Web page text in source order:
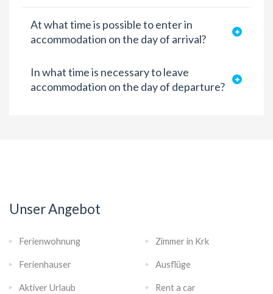
At what time is possible to enter in
accommodation on the day of arrival?
In what time is necessary to leave
accommodation on the day of departure?
Unser Angebot
Ferienwohnung Zimmer in Krk
Ferienhauser Ausflüge
Aktiver Urlaub Rent a car